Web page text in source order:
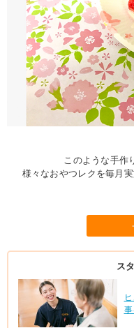
このような手作
様々なおやつレクを毎月
ス
事